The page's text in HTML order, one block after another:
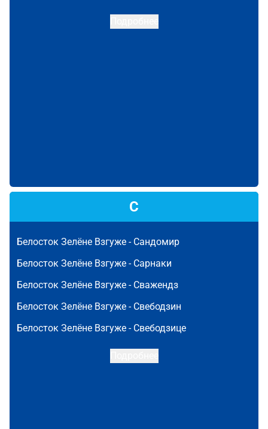
С
Белосток Зелёне Взгуже - Сандомир
Белосток Зелёне Взгуже - Сарнаки
Белосток Зелёне Взгуже - Сважендз
Белосток Зелёне Взгуже - Свебодзин
Белосток Зелёне Взгуже - Свебодзице